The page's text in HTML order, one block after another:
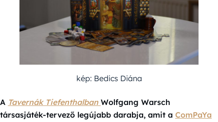
kép: Bedics Diána
A Tavernák Tiefenthalban Wolfgang Warsch
társasjáték-tervező legújabb darabja, amit a ComPaYa